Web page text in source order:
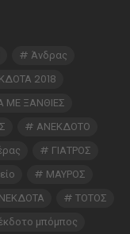
Άνδρας
2018
ΜΕ ΞΑΝΘΙΕΣ
ΑΝΕΚΔΟΤΟ
ΓΙΑΤΡΟΣ
ΜΑΥΡΟΣ
ΤΟΤΟΣ
μπόμπος